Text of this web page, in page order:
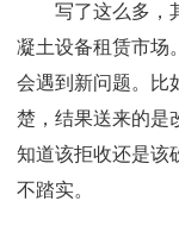
写了这么多，
凝土设备租赁市场
会遇到新问题。比
楚，结果送来的是
知道该拒收还是该
不踏实。